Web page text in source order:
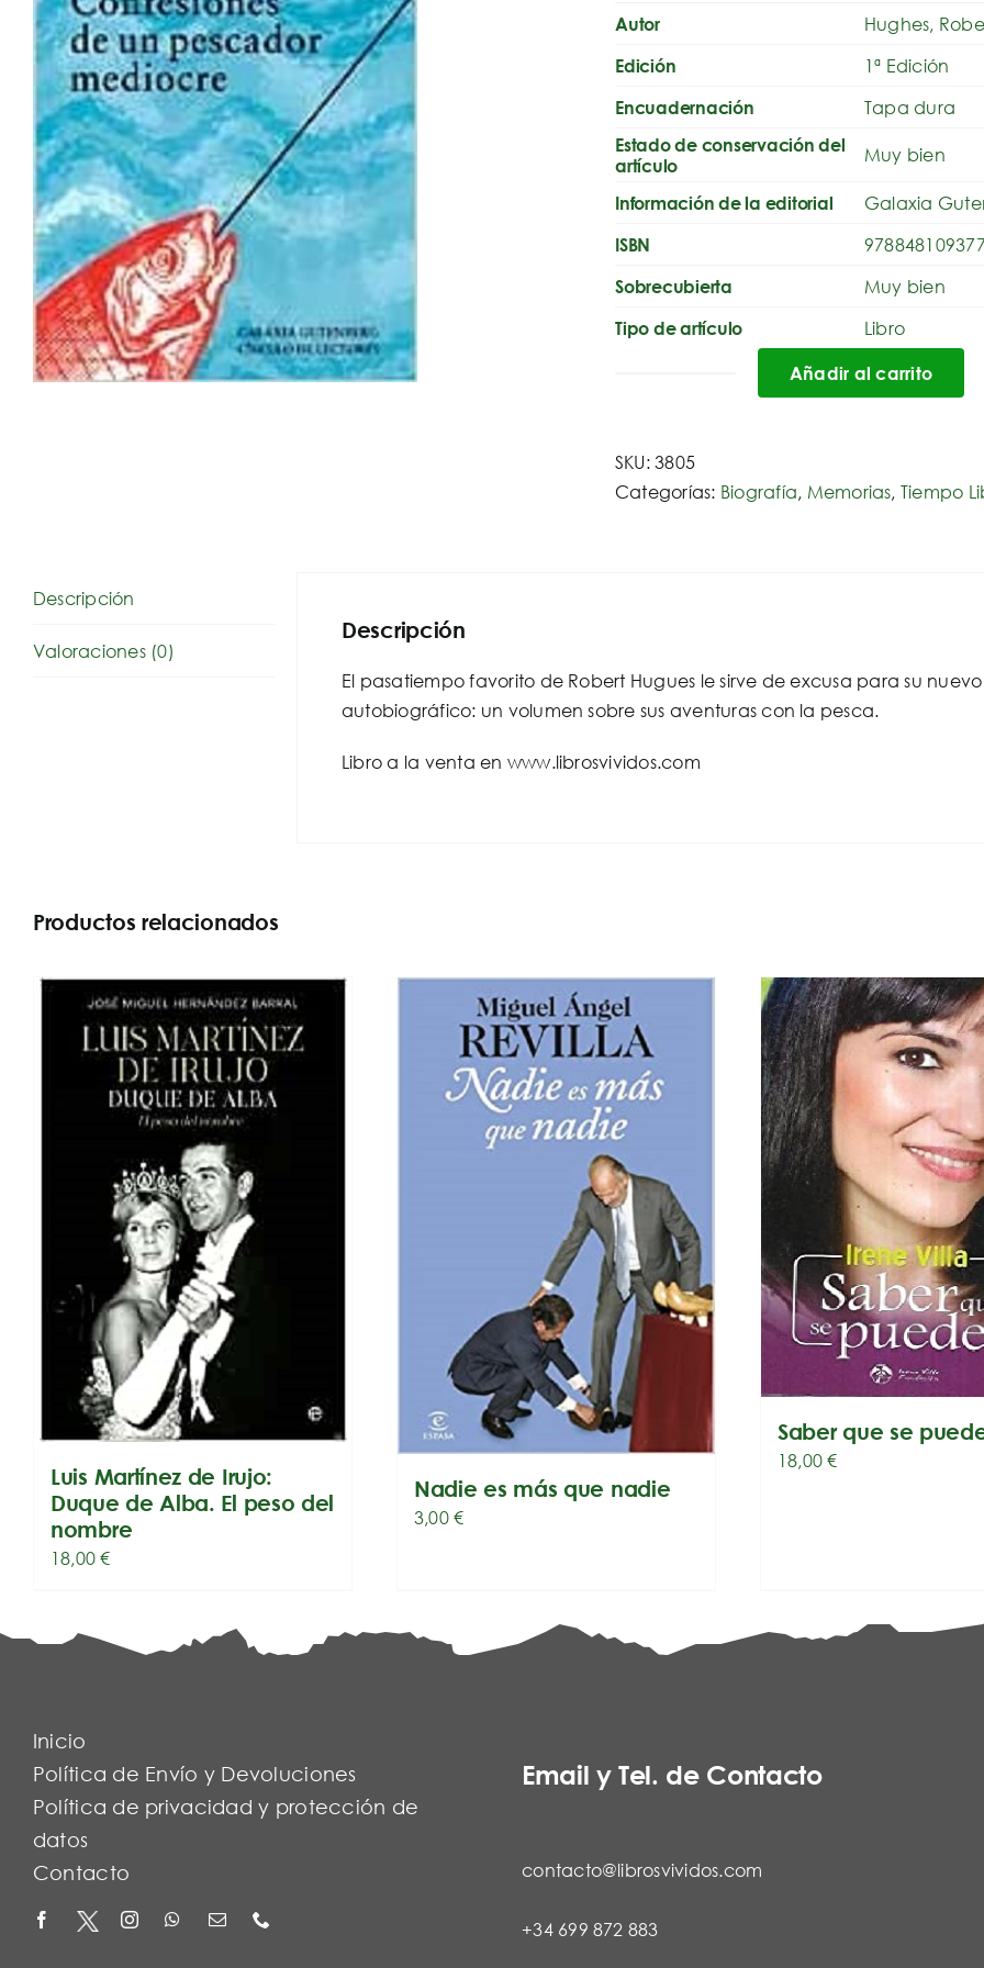
Autor Hughes,
Edición 1ª Edición
Encuadernación Tapa dura
Estado de conservación del
artículo
Muy bien
Información de la editorial Galaxia
ISBN
Sobrecubierta Muy bien
Tipo de artículo Libro
muere
el
Añadir al carrito
SKU:3805
Categorías: Biografía, Memorias, Tiempo
Descripción
Valoraciones (0)
Descripción
El pasatiempo favorito de Robert Hugues le sirve de excusa para su
autobiográfico: un volumen sobre sus aventuras con la pesca.
Libro a la venta en www.librosvividos.com
Productos relacionados
Luis Martínez de Irujo:
Duque de Alba. El peso del
nombre
18,00€
Nadie es más que nadie
3,00€
Saber que se
18,00€
Inicio
Política de Envío y Devoluciones
Política de privacidad y protección de
datos
Contacto
Email y Tel. de Contacto
contacto@librosvividos.com
+34 699 872 883